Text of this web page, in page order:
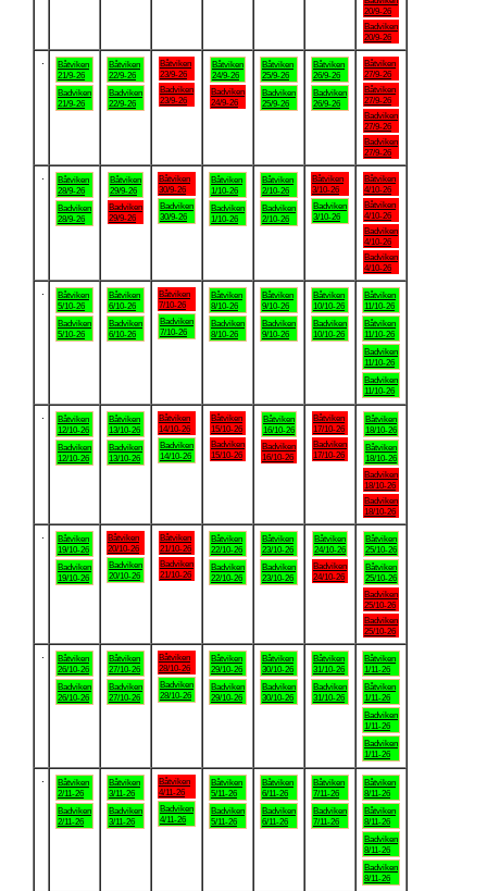
20/9-26
Badviken
20/9-26
Båtviken
21/9-26
Badviken
21/9-26
Båtviken
22/9-26
Badviken
22/9-26
Båtviken
23/9-26
Badviken
23/9-26
Båtviken
24/9-26
Badviken
24/9-26
Båtviken
25/9-26
Badviken
25/9-26
Båtviken
26/9-26
Badviken
26/9-26
Båtviken
27/9-26
Båtviken
27/9-26
Badviken
27/9-26
Badviken
27/9-26
Båtviken
28/9-26
Badviken
28/9-26
Båtviken
29/9-26
Badviken
29/9-26
Båtviken
30/9-26
Badviken
30/9-26
Båtviken
1/10-26
Badviken
1/10-26
Båtviken
2/10-26
Badviken
2/10-26
Båtviken
3/10-26
Badviken
3/10-26
Båtviken
4/10-26
Båtviken
4/10-26
Badviken
4/10-26
Badviken
4/10-26
Båtviken
5/10-26
Badviken
5/10-26
Båtviken
6/10-26
Badviken
6/10-26
Båtviken
7/10-26
Badviken
7/10-26
Båtviken
8/10-26
Badviken
8/10-26
Båtviken
9/10-26
Badviken
9/10-26
Båtviken
10/10-26
Badviken
10/10-26
Båtviken
11/10-26
Båtviken
11/10-26
Badviken
11/10-26
Badviken
11/10-26
Båtviken
12/10-26
Badviken
12/10-26
Båtviken
13/10-26
Badviken
13/10-26
Båtviken
14/10-26
Badviken
14/10-26
Båtviken
15/10-26
Badviken
15/10-26
Båtviken
16/10-26
Badviken
16/10-26
Båtviken
17/10-26
Badviken
17/10-26
Båtviken
18/10-26
Båtviken
18/10-26
Badviken
18/10-26
Badviken
18/10-26
Båtviken
19/10-26
Badviken
19/10-26
Båtviken
20/10-26
Badviken
20/10-26
Båtviken
21/10-26
Badviken
21/10-26
Båtviken
22/10-26
Badviken
22/10-26
Båtviken
23/10-26
Badviken
23/10-26
Båtviken
24/10-26
Badviken
24/10-26
Båtviken
25/10-26
Båtviken
25/10-26
Badviken
25/10-26
Badviken
25/10-26
Båtviken
26/10-26
Badviken
26/10-26
Båtviken
27/10-26
Badviken
27/10-26
Båtviken
28/10-26
Badviken
28/10-26
Båtviken
29/10-26
Badviken
29/10-26
Båtviken
30/10-26
Badviken
30/10-26
Båtviken
31/10-26
Badviken
31/10-26
Båtviken
1/11-26
Båtviken
1/11-26
Badviken
1/11-26
Badviken
1/11-26
Båtviken
2/11-26
Badviken
2/11-26
Båtviken
3/11-26
Badviken
3/11-26
Båtviken
4/11-26
Badviken
4/11-26
Båtviken
5/11-26
Badviken
5/11-26
Båtviken
6/11-26
Badviken
6/11-26
Båtviken
7/11-26
Badviken
7/11-26
Båtviken
8/11-26
Båtviken
8/11-26
Badviken
8/11-26
Badviken
8/11-26